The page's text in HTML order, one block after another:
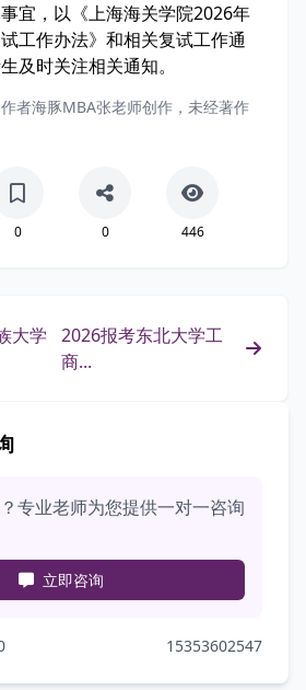
事宜，以《上海海关学院2026年
工作办法》和相关复试工作通
及时关注相关通知。
者海豚MBA张老师创作，未经著作
0 0 446
大学
2026报考东北大学工
商...
专业老师为您提供一对一咨询
立即咨询
15353602547